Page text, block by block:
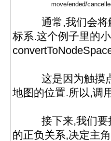
move/ended/
通常,我们会将触
标系.这个例子里的
这是因为触摸点
地图的位置.所以,调
接下来,我们要搞
的正负关系,决定主